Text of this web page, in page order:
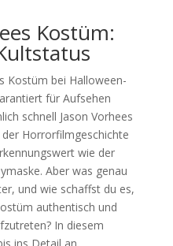
Kostüm:
Kostüm bei Halloween-
für Aufsehen
schnell Jason Vorhees
Horrorfilmgeschichte
wie der
Aber was genau
und wie schaffst du es,
authentisch und
In diesem